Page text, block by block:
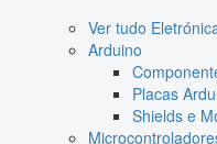
Ver tudo
Arduino
Placas
Shields e